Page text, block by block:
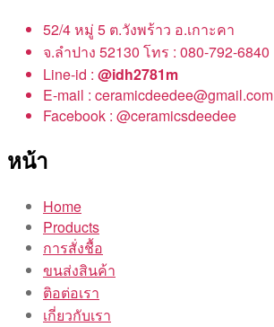
52/4 หมู่ 5 ต.วังพร้าว อ.เกาะคา
จ.ลำปาง 52130 โทร : 080-792-6840
Line-id : @idh2781m
E-mail : ceramicdeedee@gmail.com
Facebook : @ceramicsdeedee
หน้า
Home
Products
การสั่งชื้อ
ขนส่งสินค้า
ติอต่อเรา
เกี่ยวกับเรา